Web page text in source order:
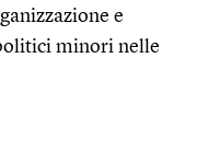
e
minori nelle